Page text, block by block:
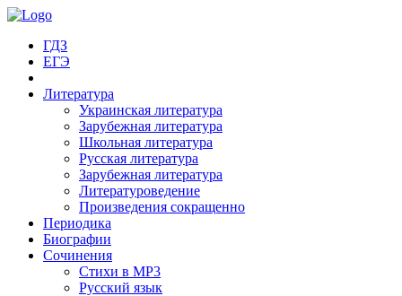
ГДЗ
ЕГЭ
Литература
Украинская литература
Зарубежная литература
Школьная литература
Русская литература
Зарубежная литература
Литературоведение
Произведения сокращенно
Периодика
Биографии
Сочинения
Стихи в MP3
Русский язык